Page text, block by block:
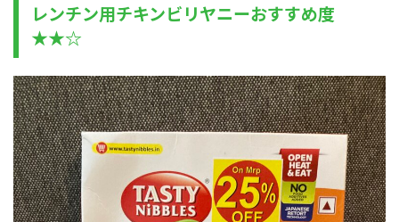
レンチン用チキンビリヤニーおすすめ度
★★☆